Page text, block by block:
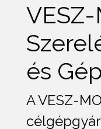
és
A VESZ-